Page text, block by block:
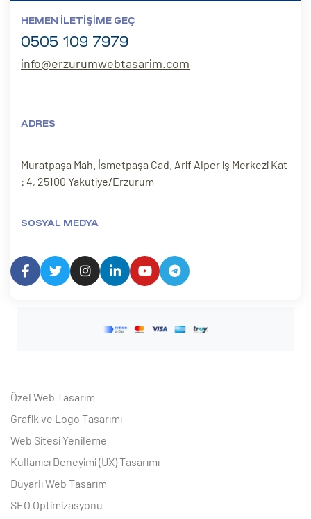
HEMEN İLETIŞIME GEÇ
0505 109 7979
info@erzurumwebtasarim.com
ADRES
Muratpaşa Mah. İsmetpaşa Cad. Arif Alper iş Merkezi Kat
: 4, 25100 Yakutiye/Erzurum
SOSYAL MEDYA
Özel Web Tasarım
Grafik ve Logo Tasarımı
Web Sitesi Yenileme
Kullanıcı Deneyimi (UX) Tasarımı
Duyarlı Web Tasarım
SEO Optimizasyonu